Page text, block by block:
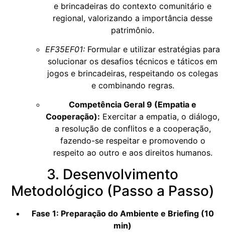
e brincadeiras do contexto comunitário e
regional, valorizando a importância desse
patrimônio.
EF35EF01: Formular e utilizar estratégias para
solucionar os desafios técnicos e táticos em
jogos e brincadeiras, respeitando os colegas
e combinando regras.
Competência Geral 9 (Empatia e
Cooperação): Exercitar a empatia, o diálogo,
a resolução de conflitos e a cooperação,
fazendo-se respeitar e promovendo o
respeito ao outro e aos direitos humanos.
3. Desenvolvimento
Metodológico (Passo a Passo)
Fase 1: Preparação do Ambiente e Briefing (10
min)